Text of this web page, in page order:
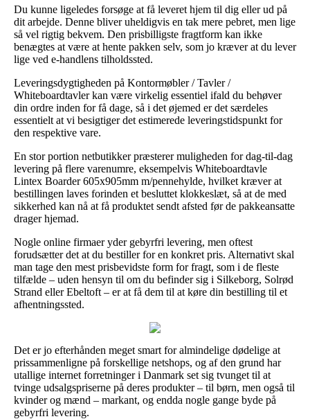
Du kunne ligeledes forsøge at få leveret hjem til dig eller ud på
dit arbejde. Denne bliver uheldigvis en tak mere pebret, men lige
så vel rigtig bekvem. Den prisbilligste fragtform kan ikke
benægtes at være at hente pakken selv, som jo kræver at du lever
lige ved e-handlens tilholdssted.
Leveringsdygtigheden på Kontormøbler / Tavler /
Whiteboardtavler kan være virkelig essentiel ifald du behøver
din ordre inden for få dage, så i det øjemed er det særdeles
essentielt at vi besigtiger det estimerede leveringstidspunkt for
den respektive vare.
En stor portion netbutikker præsterer muligheden for dag-til-dag
levering på flere varenumre, eksempelvis Whiteboardtavle
Lintex Boarder 605x905mm m/pennehylde, hvilket kræver at
bestillingen laves forinden et besluttet klokkeslæt, så at de med
sikkerhed kan nå at få produktet sendt afsted før de pakkeansatte
drager hjemad.
Nogle online firmaer yder gebyrfri levering, men oftest
forudsætter det at du bestiller for en konkret pris. Alternativt skal
man tage den mest prisbevidste form for fragt, som i de fleste
tilfælde – uden hensyn til om du befinder sig i Silkeborg, Solrød
Strand eller Ebeltoft – er at få dem til at køre din bestilling til et
afhentningssted.
Det er jo efterhånden meget smart for almindelige dødelige at
prissammenligne på forskellige netshops, og af den grund har
utallige internet forretninger i Danmark set sig tvunget til at
tvinge udsalgspriserne på deres produkter – til børn, men også til
kvinder og mænd – markant, og endda nogle gange byde på
gebyrfri levering.